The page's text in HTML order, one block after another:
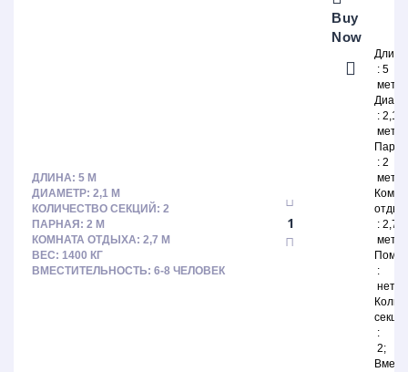
ДЛИНА: 5 М
ДИАМЕТР: 2,1 М
КОЛИЧЕСТВО СЕКЦИЙ: 2
ПАРНАЯ: 2 М
КОМНАТА ОТДЫХА: 2,7 М
ВЕС: 1400 КГ
ВМЕСТИТЕЛЬНОСТЬ: 6-8 ЧЕЛОВЕК
Buy
Now
Длина
5
2,1
2
2,7
нет
2